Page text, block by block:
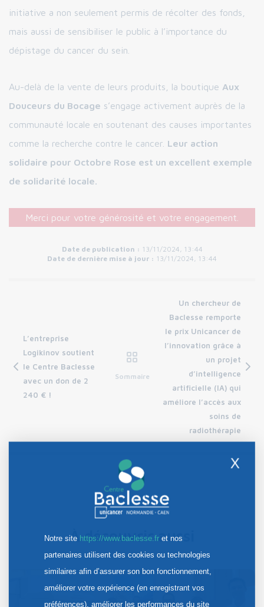
initiative a non seulement permis de récolter des fonds,
mais aussi de sensibiliser le public à l’importance du
dépistage du cancer du sein.
Au-delà de la vente de leurs produits, la boutique Aux
Douceurs du Bocage s’engage activement auprès de la
communauté locale en soutenant des causes importantes
comme la recherche contre le cancer. Leur action
solidaire pour Octobre Rose est un excellent exemple
de solidarité locale.
Merci pour votre générosité et votre engagement.
Date de publication : 13/11/2024, 13:44
Date de dernière mise à jour : 13/11/2024, 13:44
L’entreprise
Logikinov soutient
le Centre Baclesse
avec un don de 2
240 € !
Sommaire
Un chercheur de
Baclesse remporte
le prix Unicancer de
l’innovation grâce à
un projet
d’intelligence
artificielle (IA) qui
améliore l’accès aux
soins de
radiothérapie
À découvrir aussi
X
Notre site https://www.baclesse.fret nos
partenaires utilisent des cookies ou technologies
similaires afin d’assurer son bon fonctionnement,
améliorer votre expérience (en enregistrant vos
préférences), améliorer les performances du site